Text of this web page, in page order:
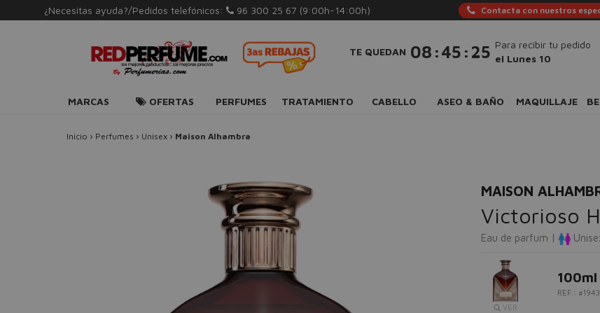
¿Necesitas ayuda?/Pedidos telefónicos: 96 300 25 67 (9:00h-14:00h) Contacta con nuestros
TE QUEDAN 08 :45 : 24 Para recibir tu pedido
el Lunes 10
MARCAS OFERTAS PERFUMES TRATAMIENTO CABELLO ASEO & BAÑO MAQUILLAJE
Inicio › Perfumes › Unisex › Maison Alhambra
MAISON
Victorioso
Eau de parfum |
VER
100ml
REF.: